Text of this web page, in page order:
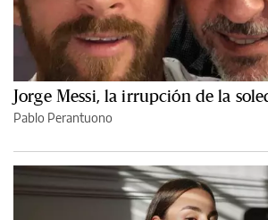
Jorge Messi, la irrupción de la
Pablo Perantuono